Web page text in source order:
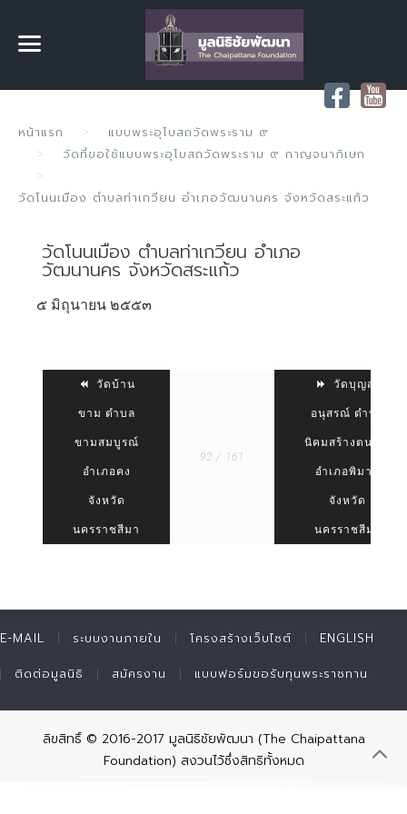
หน้าแรก
แบบพระอุโบสถวัดพระราม ๙
วัดที่ขอใช้แบบพระอุโบสถวัดพระราม ๙ กาญจนาภิเษก
วัดโนนเมือง ตำบลท่าเกวียน อำเภอวัฒนานคร จังหวัดสระแก้ว
วัดโนนเมือง ตำบลท่าเกวียน อำเภอ
วัฒนานคร จังหวัดสระแก้ว
๕ มิถุนายน ๒๕๕๓
วัดบ้าน
ขาม ตำบล
ขามสมบูรณ์
อำเภอคง
จังหวัด
นครราชสีมา
92 / 161
วัดบุญส่ง
อนุสรณ์ ตำบล
นิคมสร้างตนเอง
อำเภอพิมาย
จังหวัด
นครราชสีมา
E-MAIL ระบบงานภายใน โครงสร้างเว็บไซต์ ENGLISH
ติดต่อมูลนิธิ สมัครงาน แบบฟอร์มขอรับทุนพระราชทาน
ลิขสิทธิ์ © 2016-2017 มูลนิธิชัยพัฒนา (The Chaipattana
Foundation) สงวนไว้ซึ่งสิทธิทั้งหมด